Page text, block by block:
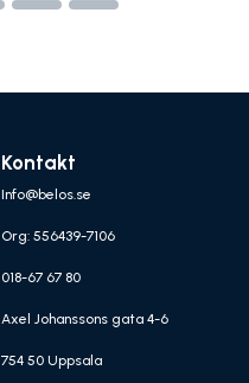
Kontakt
Info@belos.se
Org: 556439-7106
018-67 67 80
Axel Johanssons gata 4-6
754 50 Uppsala